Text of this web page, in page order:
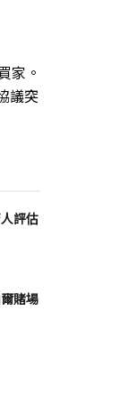
家。
議突
評估
賭場